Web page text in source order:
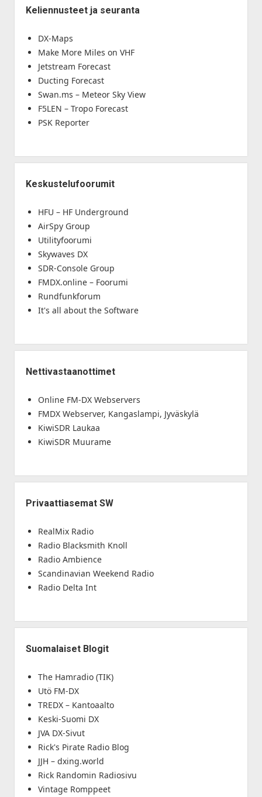
Keliennusteet ja seuranta
DX-Maps
Make More Miles on VHF
Jetstream Forecast
Ducting Forecast
Swan.ms – Meteor Sky View
F5LEN – Tropo Forecast
PSK Reporter
Keskustelufoorumit
HFU – HF Underground
AirSpy Group
Utilityfoorumi
Skywaves DX
SDR-Console Group
FMDX.online – Foorumi
Rundfunkforum
It's all about the Software
Nettivastaanottimet
Online FM-DX Webservers
FMDX Webserver, Kangaslampi, Jyväskylä
KiwiSDR Laukaa
KiwiSDR Muurame
Privaattiasemat SW
RealMix Radio
Radio Blacksmith Knoll
Radio Ambience
Scandinavian Weekend Radio
Radio Delta Int
Suomalaiset Blogit
The Hamradio (TIK)
Utö FM-DX
TREDX – Kantoaalto
Keski-Suomi DX
JVA DX-Sivut
Rick's Pirate Radio Blog
JJH – dxing.world
Rick Randomin Radiosivu
Vintage Romppeet